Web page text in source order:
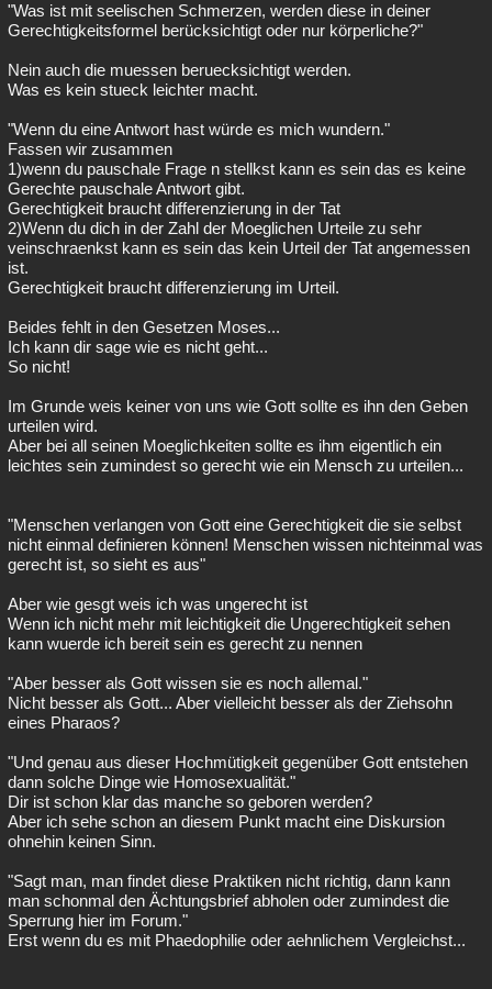
"Was ist mit seelischen Schmerzen, werden diese in deiner
Gerechtigkeitsformel berücksichtigt oder nur körperliche?"
Nein auch die muessen beruecksichtigt werden.
Was es kein stueck leichter macht.
"Wenn du eine Antwort hast würde es mich wundern."
Fassen wir zusammen
1)wenn du pauschale Frage n stellkst kann es sein das es keine
Gerechte pauschale Antwort gibt.
Gerechtigkeit braucht differenzierung in der Tat
2)Wenn du dich in der Zahl der Moeglichen Urteile zu sehr
veinschraenkst kann es sein das kein Urteil der Tat angemessen
ist.
Gerechtigkeit braucht differenzierung im Urteil.
Beides fehlt in den Gesetzen Moses...
Ich kann dir sage wie es nicht geht...
So nicht!
Im Grunde weis keiner von uns wie Gott sollte es ihn den Geben
urteilen wird.
Aber bei all seinen Moeglichkeiten sollte es ihm eigentlich ein
leichtes sein zumindest so gerecht wie ein Mensch zu urteilen...
"Menschen verlangen von Gott eine Gerechtigkeit die sie selbst
nicht einmal definieren können! Menschen wissen nichteinmal was
gerecht ist, so sieht es aus"
Aber wie gesgt weis ich was ungerecht ist
Wenn ich nicht mehr mit leichtigkeit die Ungerechtigkeit sehen
kann wuerde ich bereit sein es gerecht zu nennen
"Aber besser als Gott wissen sie es noch allemal."
Nicht besser als Gott... Aber vielleicht besser als der Ziehsohn
eines Pharaos?
"Und genau aus dieser Hochmütigkeit gegenüber Gott entstehen
dann solche Dinge wie Homosexualität."
Dir ist schon klar das manche so geboren werden?
Aber ich sehe schon an diesem Punkt macht eine Diskursion
ohnehin keinen Sinn.
"Sagt man, man findet diese Praktiken nicht richtig, dann kann
man schonmal den Ächtungsbrief abholen oder zumindest die
Sperrung hier im Forum."
Erst wenn du es mit Phaedophilie oder aehnlichem Vergleichst...